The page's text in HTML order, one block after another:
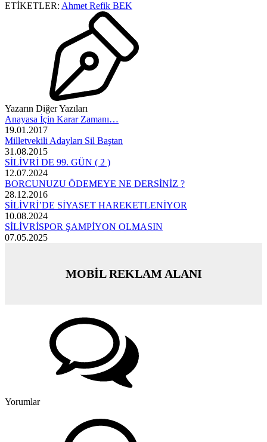
ETİKETLER: Ahmet Refik BEK
Yazarın Diğer Yazıları
Anayasa İçin Karar Zamanı…
19.01.2017
Milletvekili Adayları Sil Baştan
31.08.2015
SİLİVRİ DE 99. GÜN ( 2 )
12.07.2024
BORCUNUZU ÖDEMEYE NE DERSİNİZ ?
28.12.2016
SİLİVRİ’DE SİYASET HAREKETLENİYOR
10.08.2024
SİLİVRİSPOR ŞAMPİYON OLMASIN
07.05.2025
MOBİL REKLAM ALANI
Yorumlar